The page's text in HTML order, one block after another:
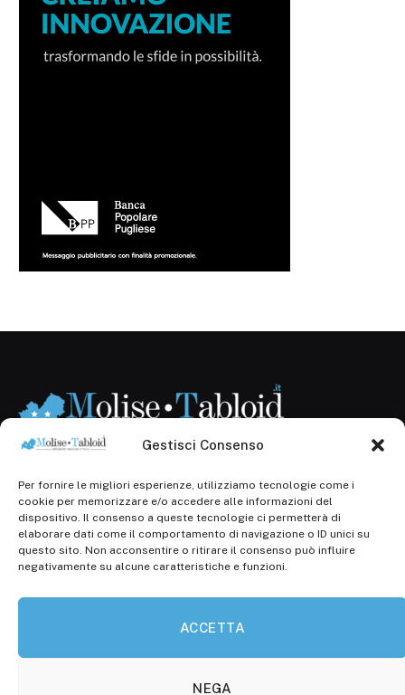
Gestisci Consenso
Per fornire le migliori esperienze, utilizziamo tecnologie come i
cookie per memorizzare e/o accedere alle informazioni del
dispositivo. Il consenso a queste tecnologie ci permetterà di
elaborare dati come il comportamento di navigazione o ID unici su
questo sito. Non acconsentire o ritirare il consenso può influire
negativamente su alcune caratteristiche e funzioni.
ACCETTA
NEGA
Registr. presso il Tribunale di Campobasso: 3/2013 del
14.11.2013, Cron. 1254
Roc: iscrizione n° 25549 (Prot. 1138/com/15 del
30.04.2015)
P.Iva: 01707150700